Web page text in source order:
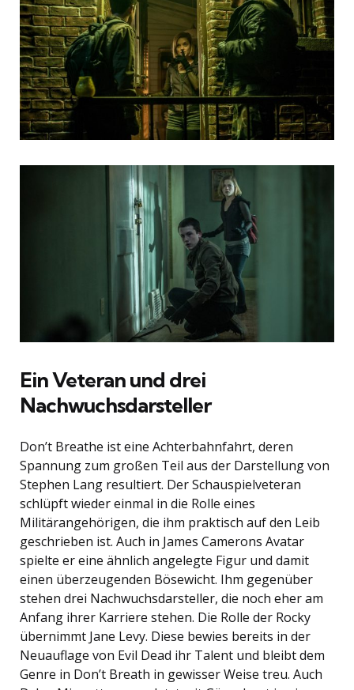
Ein Veteran und drei
Nachwuchsdarsteller
Don’t Breathe ist eine Achterbahnfahrt, deren
Spannung zum großen Teil aus der Darstellung von
Stephen Lang resultiert. Der Schauspielveteran
schlüpft wieder einmal in die Rolle eines
Militärangehörigen, die ihm praktisch auf den Leib
geschrieben ist. Auch in James Camerons Avatar
spielte er eine ähnlich angelegte Figur und damit
einen überzeugenden Bösewicht. Ihm gegenüber
stehen drei Nachwuchsdarsteller, die noch eher am
Anfang ihrer Karriere stehen. Die Rolle der Rocky
übernimmt Jane Levy. Diese bewies bereits in der
Neuauflage von Evil Dead ihr Talent und bleibt dem
Genre in Don’t Breath in gewisser Weise treu. Auch